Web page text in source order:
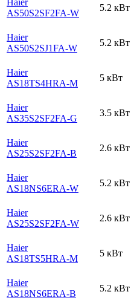
AS50S2SF2FA-W
5.2 кВт
Haier
AS50S2SJ1FA-W
5.2 кВт
Haier
AS18TS4HRA-M
5 кВт
Haier
AS35S2SF2FA-G
3.5 кВт
Haier
AS25S2SF2FA-B
2.6 кВт
Haier
AS18NS6ERA-W
5.2 кВт
Haier
AS25S2SF2FA-W
2.6 кВт
Haier
AS18TS5HRA-M
5 кВт
Haier
AS18NS6ERA-B
5.2 кВт